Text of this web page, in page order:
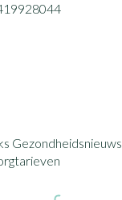
Gezondheidsnieuws